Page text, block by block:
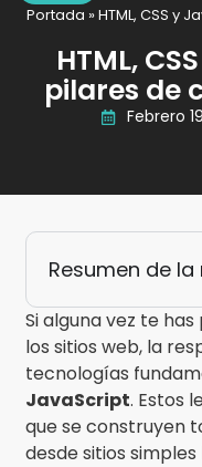
Portada »HTML, CSS y
HTML,
pilares de
Febrero
Resumen de
Si alguna vez te
los sitios web, la
tecnologías
JavaScript. Estos
que se construyen
desde sitios